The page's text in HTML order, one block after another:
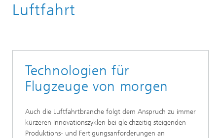
Branchen
Luftfahrt
Technologien für
Flugzeuge von morgen
Auch die Luftfahrtbranche folgt dem Anspruch zu immer
kürzeren Innovationszyklen bei gleichzeitig steigenden
Produktions- und Fertigungsanforderungen an